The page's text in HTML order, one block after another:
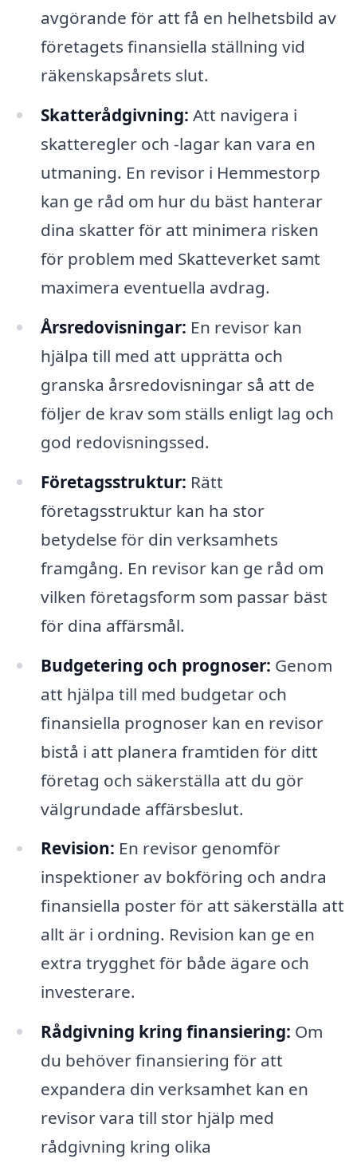
avgörande för att få en helhetsbild av
företagets finansiella ställning vid
räkenskapsårets slut.
Skatterådgivning: Att navigera i
skatteregler och -lagar kan vara en
utmaning. En revisor i Hemmestorp
kan ge råd om hur du bäst hanterar
dina skatter för att minimera risken
för problem med Skatteverket samt
maximera eventuella avdrag.
Årsredovisningar: En revisor kan
hjälpa till med att upprätta och
granska årsredovisningar så att de
följer de krav som ställs enligt lag och
god redovisningssed.
Företagsstruktur: Rätt
företagsstruktur kan ha stor
betydelse för din verksamhets
framgång. En revisor kan ge råd om
vilken företagsform som passar bäst
för dina affärsmål.
Budgetering och prognoser: Genom
att hjälpa till med budgetar och
finansiella prognoser kan en revisor
bistå i att planera framtiden för ditt
företag och säkerställa att du gör
välgrundade affärsbeslut.
Revision: En revisor genomför
inspektioner av bokföring och andra
finansiella poster för att säkerställa att
allt är i ordning. Revision kan ge en
extra trygghet för både ägare och
investerare.
Rådgivning kring finansiering: Om
du behöver finansiering för att
expandera din verksamhet kan en
revisor vara till stor hjälp med
rådgivning kring olika